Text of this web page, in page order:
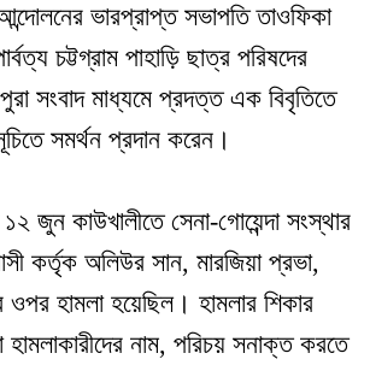
ভারপ্রাপ্ত সভাপতি তাওফিকা
চট্টগ্রাম পাহাড়ি ছাত্র পরিষদের
সংবাদ মাধ্যমে প্রদত্ত এক বিবৃতিতে
সমর্থন প্রদান করেন।
জুন কাউখালীতে সেনা-গোয়েন্দা সংস্থার
কর্তৃক অলিউর সান, মারজিয়া প্রভা,
ওপর হামলা হয়েছিল। হামলার শিকার
নাম, পরিচয় সনাক্ত করতে